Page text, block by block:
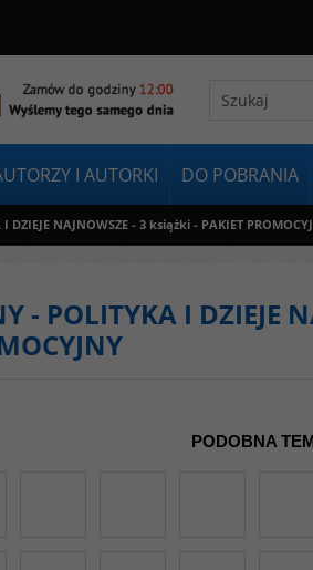
I AUTORKI DO POBRANIA
DZIEJE NAJNOWSZE - 3 książki - PAKIET
- POLITYKA I DZIEJE
PODOBNA